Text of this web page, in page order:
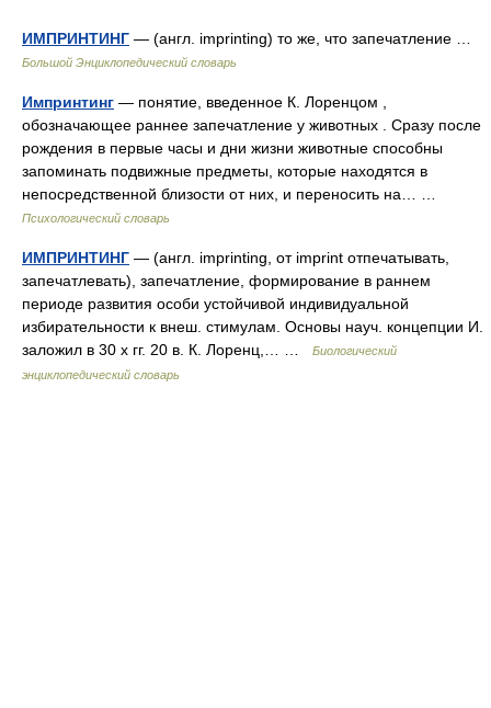
ИМПРИНТИНГ — (англ. imprinting) то же, что запечатление …
Большой Энциклопедический словарь
Импринтинг — понятие, введенное К. Лоренцом ,
обозначающее раннее запечатление у животных . Сразу после
рождения в первые часы и дни жизни животные способны
запоминать подвижные предметы, которые находятся в
непосредственной близости от них, и переносить на… …
Психологический словарь
ИМПРИНТИНГ — (англ. imprinting, от imprint отпечатывать,
запечатлевать), запечатление, формирование в раннем
периоде развития особи устойчивой индивидуальной
избирательности к внеш. стимулам. Основы науч. концепции И.
заложил в 30 х гг. 20 в. К. Лоренц,… …
Биологический
энциклопедический словарь